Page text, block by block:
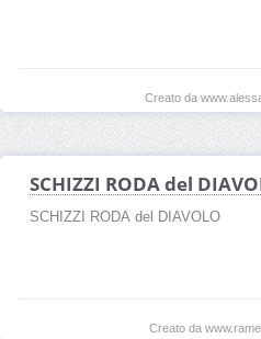
Creato da
SCHIZZI RODA del
SCHIZZI RODA del DIAVOLO
Creato da